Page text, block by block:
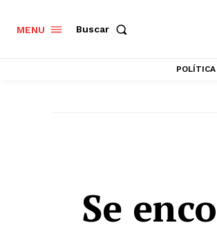
MENU Buscar
POLÍTICA
Se